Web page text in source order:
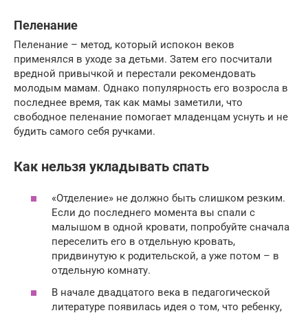
Пеленание
Пеленание – метод, который испокон веков
применялся в уходе за детьми. Затем его посчитали
вредной привычкой и перестали рекомендовать
молодым мамам. Однако популярность его возросла в
последнее время, так как мамы заметили, что
свободное пеленание помогает младенцам уснуть и не
будить самого себя ручками.
Как нельзя укладывать спать
«Отделение» не должно быть слишком резким.
Если до последнего момента вы спали с
малышом в одной кровати, попробуйте сначала
переселить его в отдельную кровать,
придвинутую к родительской, а уже потом – в
отдельную комнату.
В начале двадцатого века в педагогической
литературе появилась идея о том, что ребенку,